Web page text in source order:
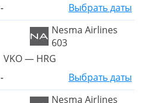
-
Выбрать даты
Nesma Airlines
603
VKO — HRG
-
Выбрать даты
Nesma Airlines